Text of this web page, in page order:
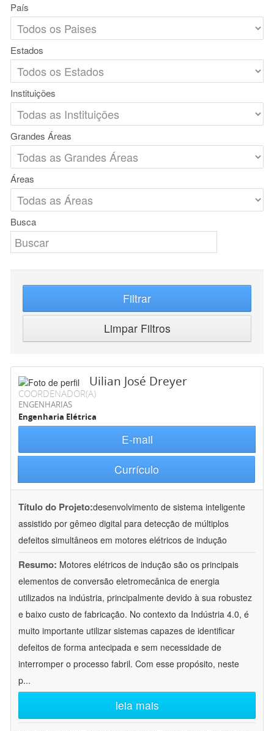
País
Estados
Instituições
Grandes Áreas
Áreas
Busca
Filtrar
Limpar Filtros
Uilian José Dreyer
COORDENADOR(A)
ENGENHARIAS
Engenharia Elétrica
E-mail
Currículo
Título do Projeto:desenvolvimento de sistema inteligente
assistido por gêmeo digital para detecção de múltiplos
defeitos simultâneos em motores elétricos de indução
Resumo: Motores elétricos de indução são os principais
elementos de conversão eletromecânica de energia
utilizados na indústria, principalmente devido à sua robustez
e baixo custo de fabricação. No contexto da Indústria 4.0, é
muito importante utilizar sistemas capazes de identificar
defeitos de forma antecipada e sem necessidade de
interromper o processo fabril. Com esse propósito, neste
p...
leia mais